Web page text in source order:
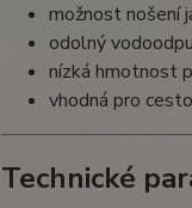
možnost nošení
odolný
nízká hmotnost
vhodná pro
Technické